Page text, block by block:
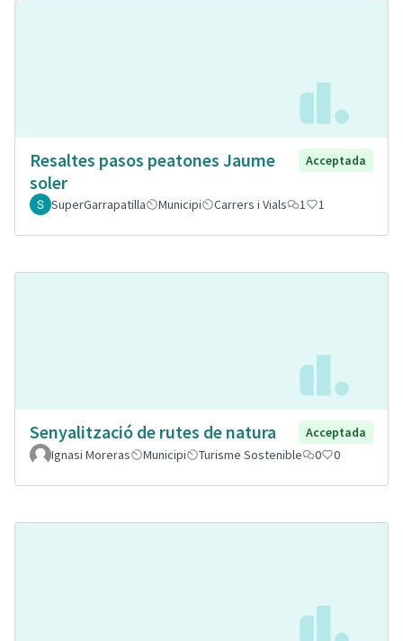
Resaltes pasos peatones Jaume
soler
Acceptada
SuperGarrapatilla Municipi Carrers i Vials 1 1
Senyalització de rutes de natura
Acceptada
Ignasi Moreras
Municipi Turisme Sostenible 0 0